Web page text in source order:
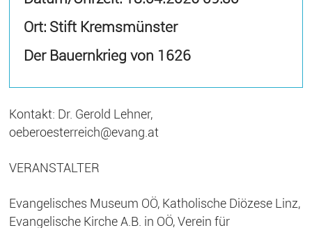
Ort: Stift Kremsmünster
Der Bauernkrieg von 1626
Kontakt: Dr. Gerold Lehner,
oeberoesterreich@evang.at
VERANSTALTER
Evangelisches Museum OÖ, Katholische Diözese Linz,
Evangelische Kirche A.B. in OÖ, Verein für